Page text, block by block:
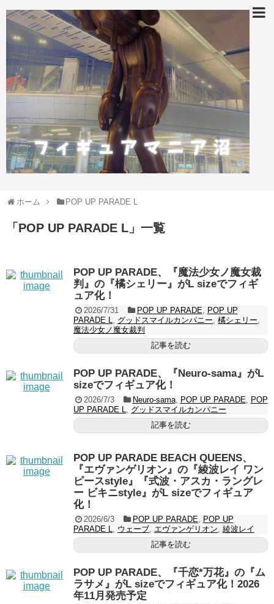
ホーム POP UP PARADE L
「 POP UP PARADE L 」 一覧
POP UP PARADE、『魔法少女ノ魔女裁
判』の『橘シェリー』がL sizeでフィギ
ュア化！
2026/7/31 POP UP PARADE, POP UP
PARADE L, グッドスマイルカンパニー, 橘シェリー,
魔法少女ノ魔女裁判
記事を読む
POP UP PARADE、『Neuro-sama』がL
sizeでフィギュア化！
2026/7/3 Neuro-sama, POP UP PARADE, POP
UP PARADE L, グッドスマイルカンパニー
記事を読む
POP UP PARADE BEACH QUEENS、
『エヴァンゲリオン』の『綾波レイ ワン
ピースstyle』『式波・アスカ・ラングレ
ー ビキニstyle』がL sizeでフィギュア
化！
2026/6/3 POP UP PARADE, POP UP
PARADE L, ウェーブ, エヴァンゲリオン, 綾波レイ
記事を読む
POP UP PARADE、『千恋*万花』の『ム
ラサメ』がL sizeでフィギュア化！2026
年11月発売予定